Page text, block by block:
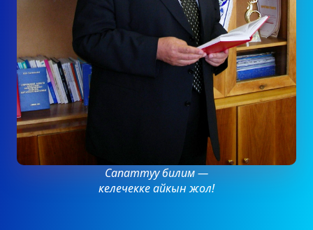
Сапаттуу билим —
келечекке айкын жол!